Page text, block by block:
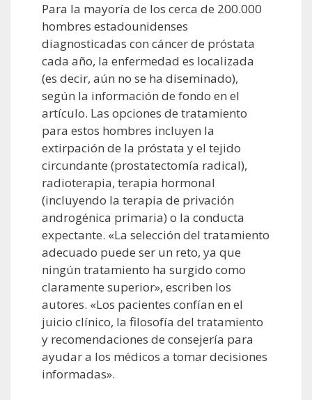
Para la mayoría de los cerca de 200.000
hombres estadounidenses
diagnosticadas con cáncer de próstata
cada año, la enfermedad es localizada
(es decir, aún no se ha diseminado),
según la información de fondo en el
artículo. Las opciones de tratamiento
para estos hombres incluyen la
extirpación de la próstata y el tejido
circundante (prostatectomía radical),
radioterapia, terapia hormonal
(incluyendo la terapia de privación
androgénica primaria) o la conducta
expectante. «La selección del tratamiento
adecuado puede ser un reto, ya que
ningún tratamiento ha surgido como
claramente superior», escriben los
autores. «Los pacientes confían en el
juicio clínico, la filosofía del tratamiento
y recomendaciones de consejería para
ayudar a los médicos a tomar decisiones
informadas».